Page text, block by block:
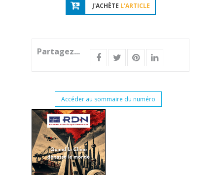
J'ACHÈTE L'ARTICLE
Partagez...
Accéder au sommaire du numéro